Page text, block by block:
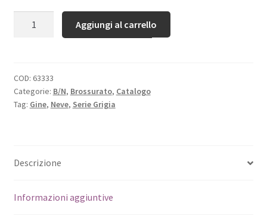
Aggiungi al carrello
COD: 63333
Categorie: B/N, Brossurato, Catalogo
Tag: Gine, Neve, Serie Grigia
Descrizione
Informazioni aggiuntive